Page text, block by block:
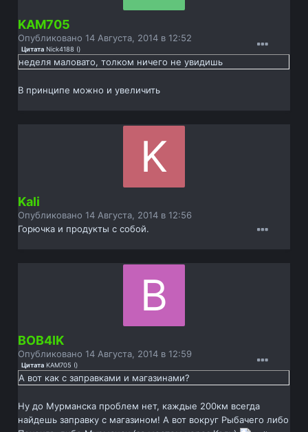
KAM705
Опубликовано14 Августа, 2014 в 12:52
Цитата Nick4188 ()
неделя маловато, толком ничего не увидишь
В принципе можно и увеличить
Kali
Опубликовано14 Августа, 2014 в 12:56
Горючка и продукты с собой.
BOB4IK
Опубликовано14 Августа, 2014 в 12:59
Цитата KAM705 ()
А вот как с заправками и магазинами?
Ну до Мурманска проблем нет, каждые 200км всегда
найдешь заправку с магазином! А вот вокруг Рыбачего либо